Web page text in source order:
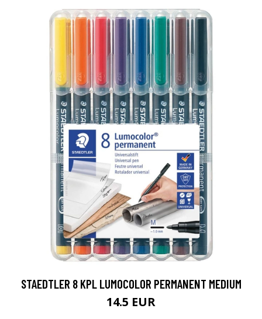
STAEDTLER 8 KPL LUMOCOLOR PERMANENT MEDIUM
14.5 EUR